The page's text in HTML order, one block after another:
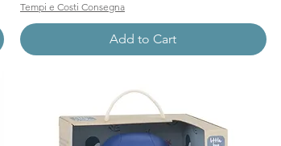
Tempi e Costi Consegna
Add to Cart